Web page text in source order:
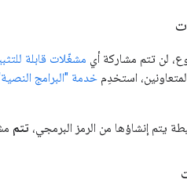
لن تتم مشاركة أي مشغّلات قابلة
استخدِم خدمة "البرامج
يتم إنشاؤها من الرمز البرمجي، تتم